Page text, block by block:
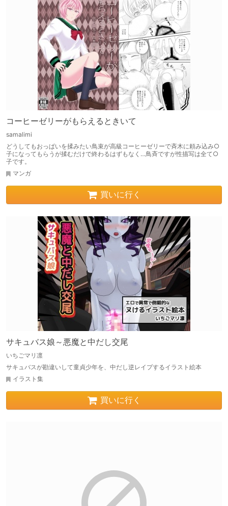
コーヒーゼリーがもらえるときいて
samalimi
どうしてもおっぱいを揉みたい鳥束が高級コーヒーゼリーで斉木に頼み込み○
子になってもらうが揉むだけで終わるはずもなく…鳥斉ですが性描写は全て○
子です。
マンガ
買いに行く
サキュバス娘～悪魔と中だし交尾
いちごマリ凛
サキュバスが勘違いして童貞少年を、中だし逆レイプするイラスト絵本
イラスト集
買いに行く